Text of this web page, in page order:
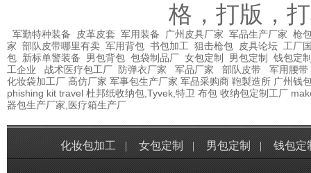
格，打版，
军勤特种装备 皮革皮套 军用装备 广州皮具厂家 军品生产厂家 枪
家 部队皮带哪里有卖 军用背包 书包加工 狙击枪包 皮具论坛 工厂
包 新标单警装备 男包背包 包袋制品厂 女包定制 男包定制
钱包定
工企业
战术医疗包工厂 防弹衣厂家 军品厂家 部队皮带
军用腰带
化妆袋加工厂 高仿厂家 军事包生产厂家 军品采购商 鞄製造所 广州钱
phishing kit travel 杜邦纸收纳包,Tyvek,特卫 布包 收纳包定制工厂
器包生产厂家,医疗箱生产厂
化妆包加工 | 女包定制 | 男包定制 | 钱包定